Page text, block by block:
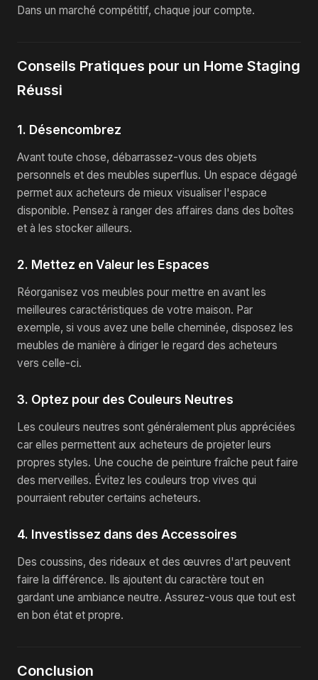
Dans un marché compétitif, chaque jour compte.
Conseils Pratiques pour un Home Staging
Réussi
1. Désencombrez
Avant toute chose, débarrassez-vous des objets
personnels et des meubles superflus. Un espace dégagé
permet aux acheteurs de mieux visualiser l'espace
disponible. Pensez à ranger des affaires dans des boîtes
et à les stocker ailleurs.
2. Mettez en Valeur les Espaces
Réorganisez vos meubles pour mettre en avant les
meilleures caractéristiques de votre maison. Par
exemple, si vous avez une belle cheminée, disposez les
meubles de manière à diriger le regard des acheteurs
vers celle-ci.
3. Optez pour des Couleurs Neutres
Les couleurs neutres sont généralement plus appréciées
car elles permettent aux acheteurs de projeter leurs
propres styles. Une couche de peinture fraîche peut faire
des merveilles. Évitez les couleurs trop vives qui
pourraient rebuter certains acheteurs.
4. Investissez dans des Accessoires
Des coussins, des rideaux et des œuvres d'art peuvent
faire la différence. Ils ajoutent du caractère tout en
gardant une ambiance neutre. Assurez-vous que tout est
en bon état et propre.
Conclusion